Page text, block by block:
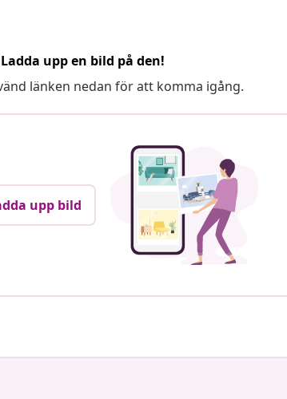
upp en bild på den!
länken nedan för att komma igång.
upp bild